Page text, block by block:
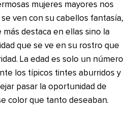
mujeres mayores nos
ven con su cabellos fantasía,
destaca en ellas sino la
que se ve en su rostro que
La edad es solo un número
los típicos tintes aburridos y
pasar la oportunidad de
color que tanto deseaban.